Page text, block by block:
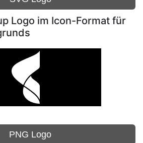
Logo im Icon-Format für
PNG Logo